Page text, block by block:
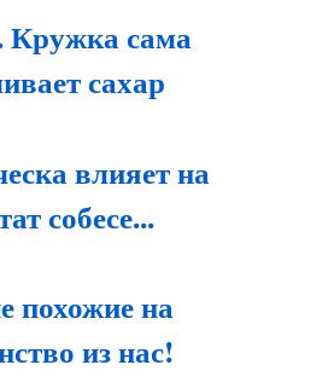
Кружка сама
сахар
влияет на
собесе...
похожие на
из нас!